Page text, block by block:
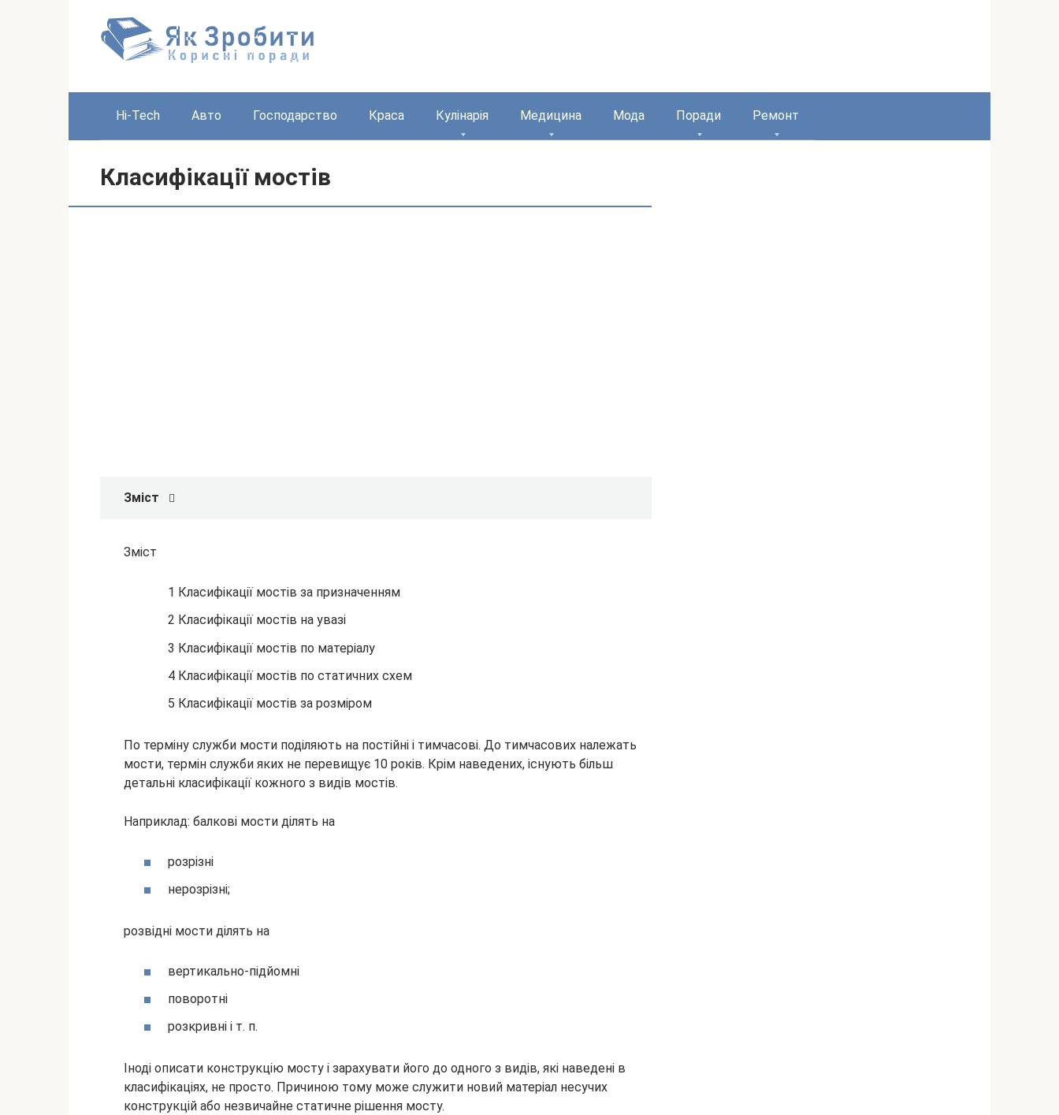
Hi-Tech Авто Господарство Краса Кулінарія Медицина Мода Поради Ремонт
Класифікації мостів
Зміст
Зміст
1 Класифікації мостів за призначенням
2 Класифікації мостів на увазі
3 Класифікації мостів по матеріалу
4 Класифікації мостів по статичних схем
5 Класифікації мостів за розміром
По терміну служби мости поділяють на постійні і тимчасові. До тимчасових належать
мости, термін служби яких не перевищує 10 років. Крім наведених, існують більш
детальні класифікації кожного з видів мостів.
Наприклад: балкові мости ділять на
розрізні
нерозрізні;
розвідні мости ділять на
вертикально-підйомні
поворотні
розкривні і т. п.
Іноді описати конструкцію мосту і зарахувати його до одного з видів, які наведені в
класифікаціях, не просто. Причиною тому може служити новий матеріал несучих
конструкцій або незвичайне статичне рішення мосту.